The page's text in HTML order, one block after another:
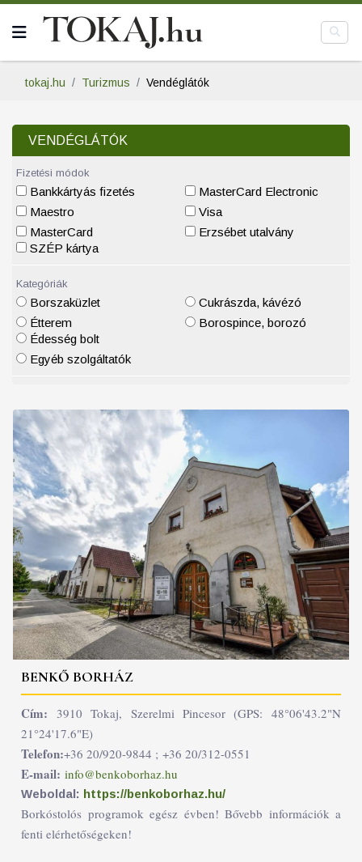
tokaj.hu Turizmus Vendéglátók
VENDÉGLÁTÓK
Fizetési módok
Bankkártyás fizetés
Maestro
MasterCard
MasterCard Electronic
Visa
Erzsébet utalvány
SZÉP kártya
Kategóriák
Borszaküzlet
Étterem
Cukrászda, kávézó
Borospince, borozó
Édesség bolt
Egyéb szolgáltatók
BENKŐ BORHÁZ
Cím: 3910 Tokaj, Szerelmi Pincesor (GPS: 48°06'43.2"N
21°24'17.6"E)
Telefon:+36 20/920-9844 ; +36 20/312-0551
E-mail: info@benkoborhaz.hu
Weboldal: https://benkoborhaz.hu/
Borkóstolós programok egész évben! Bővebb információk a
fenti elérhetőségeken!